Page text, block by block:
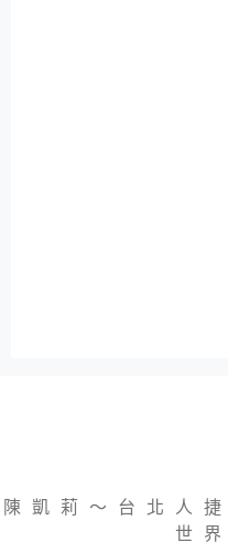
陳凱莉～台北人
世